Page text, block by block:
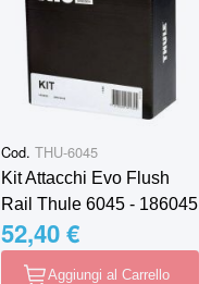
Cod. THU-6045
Kit Attacchi Evo Flush
Rail Thule 6045 - 186045
52,40 €
Aggiungi al Carrello